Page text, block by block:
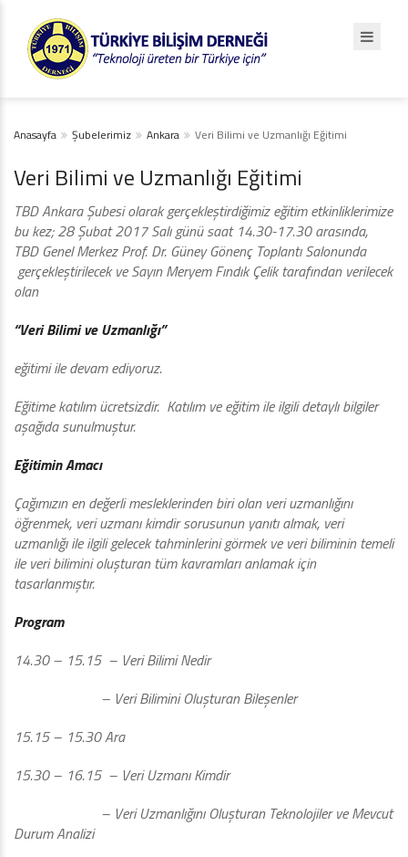
Anasayfa Şubelerimiz Ankara Veri Bilimi ve Uzmanlığı Eğitimi
Veri Bilimi ve Uzmanlığı Eğitimi
TBD Ankara Şubesi olarak gerçekleştirdiğimiz eğitim etkinliklerimize
bu kez; 28 Şubat 2017 Salı günü saat 14.30-17.30 arasında,
TBD Genel Merkez Prof. Dr. Güney Gönenç Toplantı Salonunda
gerçekleştirilecek ve Sayın Meryem Fındık Çelik tarafından verilecek
olan
“Veri Bilimi ve Uzmanlığı”
eğitimi ile devam ediyoruz.
Eğitime katılım ücretsizdir. Katılım ve eğitim ile ilgili detaylı bilgiler
aşağıda sunulmuştur.
Eğitimin Amacı
Çağımızın en değerli mesleklerinden biri olan veri uzmanlığını
öğrenmek, veri uzmanı kimdir sorusunun yanıtı almak, veri
uzmanlığı ile ilgili gelecek tahminlerini görmek ve veri biliminin temeli
ile veri bilimini oluşturan tüm kavramları anlamak için
tasarlanmıştır.
Program
14.30 – 15.15 – Veri Bilimi Nedir
– Veri Bilimini Oluşturan Bileşenler
15.15 – 15.30 Ara
15.30 – 16.15 – Veri Uzmanı Kimdir
– Veri Uzmanlığını Oluşturan Teknolojiler ve Mevcut
Durum Analizi